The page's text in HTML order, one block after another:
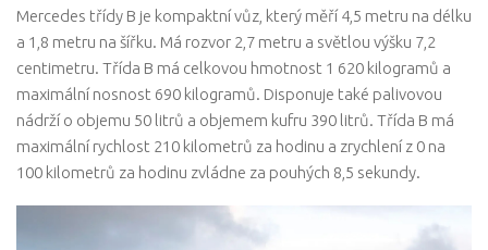
Mercedes třídy B je kompaktní vůz, který měří 4,5 metru na délku
a 1,8 metru na šířku. Má rozvor 2,7 metru a světlou výšku 7,2
centimetru. Třída B má celkovou hmotnost 1 620 kilogramů a
maximální nosnost 690 kilogramů. Disponuje také palivovou
nádrží o objemu 50 litrů a objemem kufru 390 litrů. Třída B má
maximální rychlost 210 kilometrů za hodinu a zrychlení z 0 na
100 kilometrů za hodinu zvládne za pouhých 8,5 sekundy.